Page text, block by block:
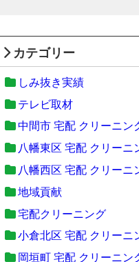
カテゴリー
しみ抜き実績
テレビ取材
中間市 宅配 クリーニン
八幡東区 宅配 クリーニ
八幡西区 宅配 クリーニ
地域貢献
宅配クリーニング
小倉北区 宅配 クリーニ
岡垣町 宅配 クリーニン